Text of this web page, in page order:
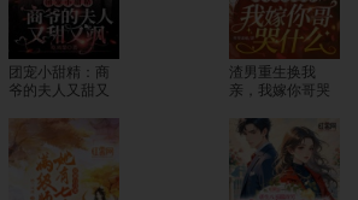
团宠小甜精：商
爷的夫人又甜又
渣男重生换我
亲，我嫁你哥哭